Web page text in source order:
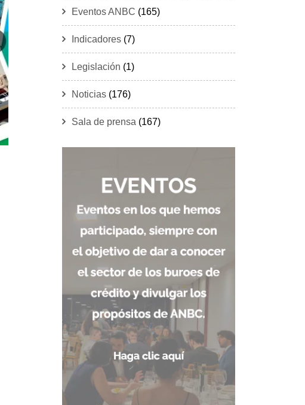
Eventos ANBC (165)
Indicadores (7)
Legislación (1)
Noticias (176)
Sala de prensa (167)